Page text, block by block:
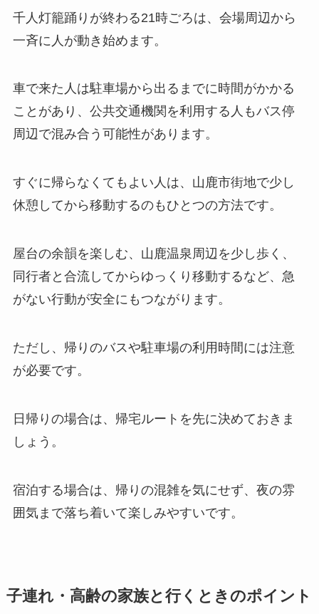
千人灯籠踊りが終わる21時ごろは、会場周辺から
一斉に人が動き始めます。
車で来た人は駐車場から出るまでに時間がかかる
ことがあり、公共交通機関を利用する人もバス停
周辺で混み合う可能性があります。
すぐに帰らなくてもよい人は、山鹿市街地で少し
休憩してから移動するのもひとつの方法です。
屋台の余韻を楽しむ、山鹿温泉周辺を少し歩く、
同行者と合流してからゆっくり移動するなど、急
がない行動が安全にもつながります。
ただし、帰りのバスや駐車場の利用時間には注意
が必要です。
日帰りの場合は、帰宅ルートを先に決めておきま
しょう。
宿泊する場合は、帰りの混雑を気にせず、夜の雰
囲気まで落ち着いて楽しみやすいです。
子連れ・高齢の家族と行くときのポイント